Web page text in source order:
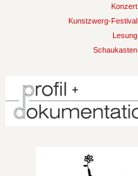
Konzert
Kunstzwerg-Festival
Lesung
Schaukasten